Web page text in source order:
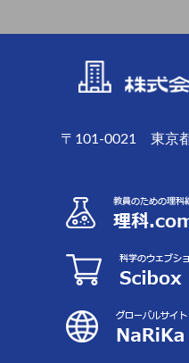
〒101-0021 東京